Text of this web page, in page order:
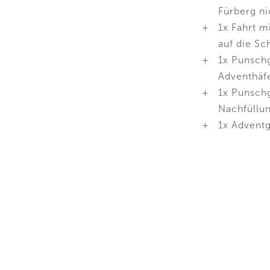
Fürberg
1x Fahrt
auf die
1x
1x
1x